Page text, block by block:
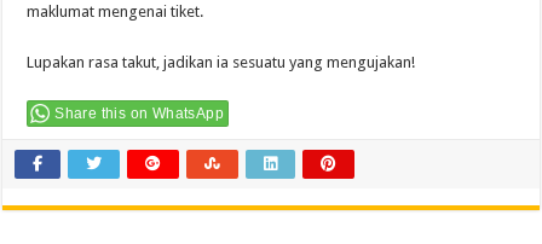
maklumat mengenai tiket.
Lupakan rasa takut, jadikan ia sesuatu yang mengujakan!
Share this on WhatsApp